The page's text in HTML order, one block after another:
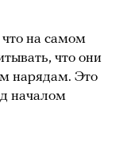
что на самом
что они
нарядам. Это
началом